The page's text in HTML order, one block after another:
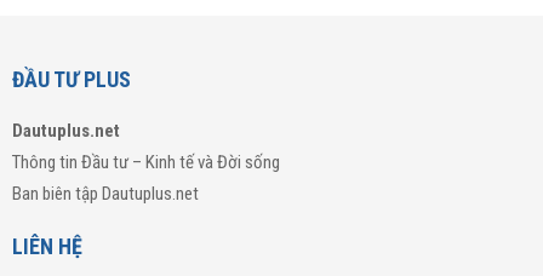
ĐẦU TƯ PLUS
Dautuplus.net
Thông tin Đầu tư – Kinh tế và Đời sống
Ban biên tập Dautuplus.net
LIÊN HỆ